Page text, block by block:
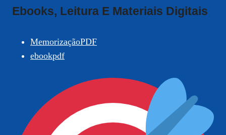
Ebooks, Leitura E Materiais Digitais
MemorizaçãoPDF
ebookpdf